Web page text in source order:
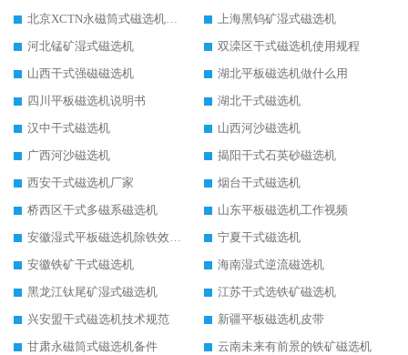
北京XCTN永磁筒式磁选机磁块位置
上海黑钨矿湿式磁选机
河北锰矿湿式磁选机
双滦区干式磁选机使用规程
山西干式强磁磁选机
湖北平板磁选机做什么用
四川平板磁选机说明书
湖北干式磁选机
汉中干式磁选机
山西河沙磁选机
广西河沙磁选机
揭阳干式石英砂磁选机
西安干式磁选机厂家
烟台干式磁选机
桥西区干式多磁系磁选机
山东平板磁选机工作视频
安徽湿式平板磁选机除铁效果怎么样
宁夏干式磁选机
安徽铁矿干式磁选机
海南湿式逆流磁选机
黑龙江钛尾矿湿式磁选机
江苏干式选铁矿磁选机
兴安盟干式磁选机技术规范
新疆平板磁选机皮带
甘肃永磁筒式磁选机备件
云南未来有前景的铁矿磁选机